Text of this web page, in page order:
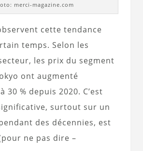
merci-magazine.com
cette tendance
temps. Selon les
les prix du segment
ont augmenté
30 % depuis 2020. C’est
surtout sur un
des décennies, est
ne pas dire –